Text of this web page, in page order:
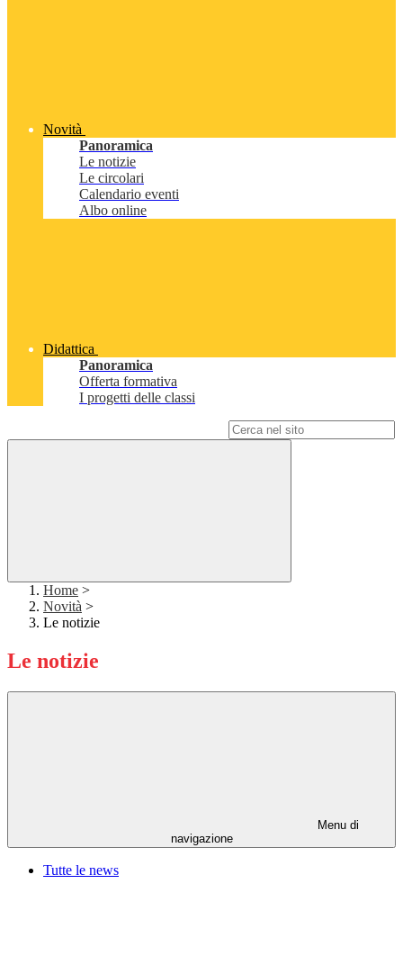
Novità
Panoramica
Le notizie
Le circolari
Calendario eventi
Albo online
Didattica
Panoramica
Offerta formativa
I progetti delle classi
Home >
Novità >
Le notizie
Le notizie
Menu di
navigazione
Tutte le news